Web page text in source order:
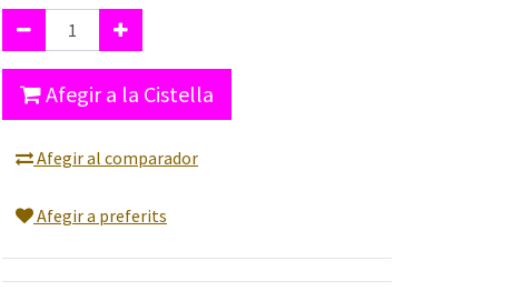
Afegir a la Cistella
Afegir al comparador
Afegir a preferits